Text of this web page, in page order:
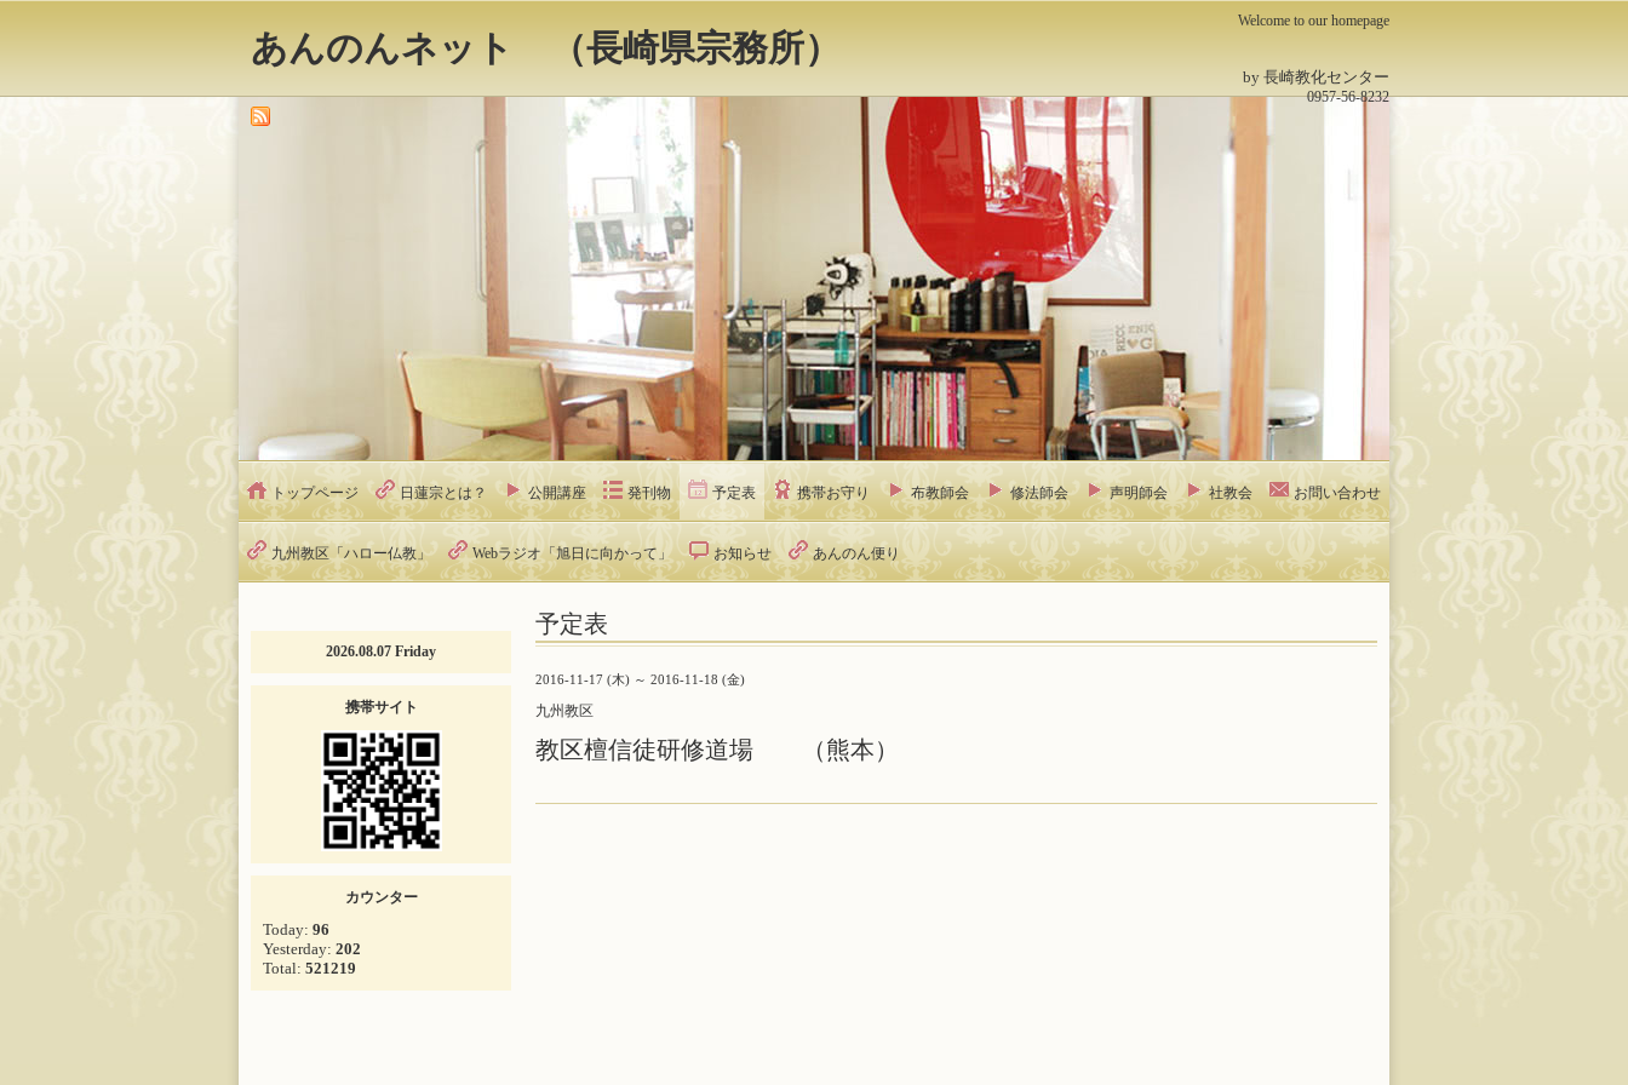
あんのんネット （長崎県宗務所）
Welcome to our homepage
by 長崎教化センター
0957-56-8232
トップページ 日蓮宗とは？ 公開講座 発刊物 予定表 携帯お守り 布教師会 修法師会 声明師会 社教会 お問い合わせ
九州教区「ハロー仏教」 Webラジオ「旭日に向かって」 お知らせ あんのん便り
予定表
2016-11-17 (木) ～ 2016-11-18 (金)
九州教区
教区檀信徒研修道場 （熊本）
2026.08.07 Friday
携帯サイト
カウンター
Today: 96
Yesterday: 202
Total: 521219